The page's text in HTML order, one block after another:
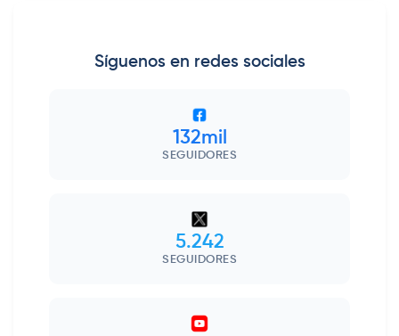
Síguenos en redes sociales
132mil
SEGUIDORES
5.242
SEGUIDORES